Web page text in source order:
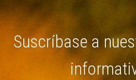
Suscríbase a